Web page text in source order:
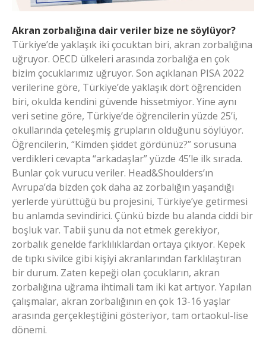
Akran zorbalığına dair veriler bize ne söylüyor?
Türkiye’de yaklaşık iki çocuktan biri, akran zorbalığına
uğruyor. OECD ülkeleri arasında zorbalığa en çok
bizim çocuklarımız uğruyor. Son açıklanan PISA 2022
verilerine göre, Türkiye’de yaklaşık dört öğrenciden
biri, okulda kendini güvende hissetmiyor. Yine aynı
veri setine göre, Türkiye’de öğrencilerin yüzde 25’i,
okullarında çeteleşmiş grupların olduğunu söylüyor.
Öğrencilerin, “Kimden şiddet gördünüz?” sorusuna
verdikleri cevapta “arkadaşlar” yüzde 45’le ilk sırada.
Bunlar çok vurucu veriler. Head&Shoulders’ın
Avrupa’da bizden çok daha az zorbalığın yaşandığı
yerlerde yürüttüğü bu projesini, Türkiye’ye getirmesi
bu anlamda sevindirici. Çünkü bizde bu alanda ciddi bir
boşluk var. Tabii şunu da not etmek gerekiyor,
zorbalık genelde farklılıklardan ortaya çıkıyor. Kepek
de tıpkı sivilce gibi kişiyi akranlarından farklılaştıran
bir durum. Zaten kepeği olan çocukların, akran
zorbalığına uğrama ihtimali tam iki kat artıyor. Yapılan
çalışmalar, akran zorbalığının en çok 13-16 yaşlar
arasında gerçekleştiğini gösteriyor, tam ortaokul-lise
dönemi.